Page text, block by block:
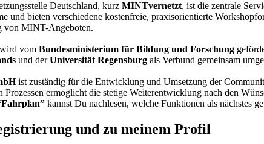
Deutschland, kurz MINTvernetzt, ist die zentrale
und bieten verschiedene kostenfreie, praxisorientierte
von MINT-Angeboten.
vom Bundesministerium für Bildung und Forschung
und derUniversität Regensburg als Verbund gemeinsam
ist zuständig für die Entwicklung und Umsetzung der
Prozessen ermöglicht die stetige Weiterentwicklung nach den
kannst Du nachlesen, welche Funktionen als nächstes
und zu meinem Profil